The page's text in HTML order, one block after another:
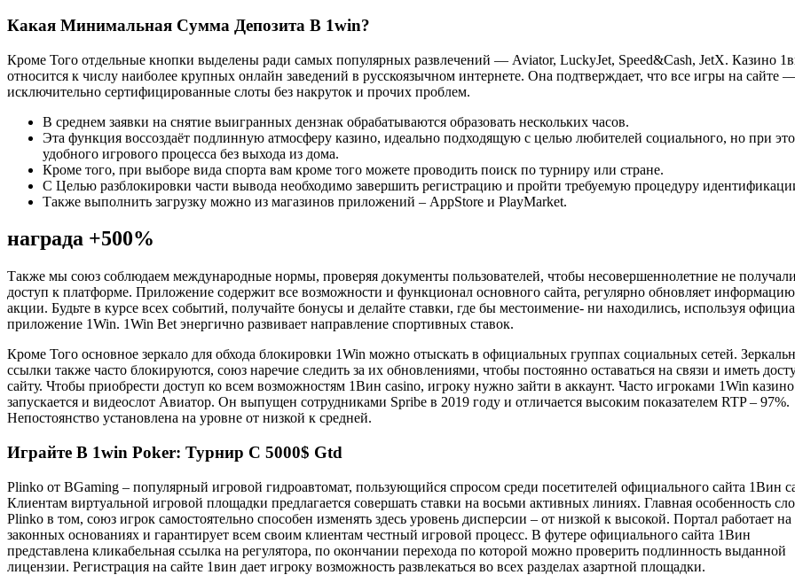
Какая Минимальная Сумма Депозита В 1win?
Кроме Того отдельные кнопки выделены ради самых популярных развлечений — Aviator, LuckyJet, Speed&Cash, JetX. Казино
относится к числу наиболее крупных онлайн заведений в русскоязычном интернете. Она подтверждает, что все игры на сайте
исключительно сертифицированные слоты без накруток и прочих проблем.
В среднем заявки на снятие выигранных дензнак обрабатываются образовать нескольких часов.
Эта функция воссоздаёт подлинную атмосферу казино, идеально подходящую с целью любителей социального, но при
удобного игрового процесса без выхода из дома.
Кроме того, при выборе вида спорта вам кроме того можете проводить поиск по турниру или стране.
С Целью разблокировки части вывода необходимо завершить регистрацию и пройти требуемую процедуру
Также выполнить загрузку можно из магазинов приложений – AppStore и PlayMarket.
награда +500%
Также мы союз соблюдаем международные нормы, проверяя документы пользователей, чтобы несовершеннолетние не
доступ к платформе. Приложение содержит все возможности и функционал основного сайта, регулярно обновляет
акции. Будьте в курсе всех событий, получайте бонусы и делайте ставки, где бы местоимение- ни находились, используя
приложение 1Win. 1Win Bet энергично развивает направление спортивных ставок.
Кроме Того основное зеркало для обхода блокировки 1Win можно отыскать в официальных группах социальных сетей.
ссылки также часто блокируются, союз наречие следить за их обновлениями, чтобы постоянно оставаться на связи и иметь
сайту. Чтобы приобрести доступ ко всем возможностям 1Вин casino, игроку нужно зайти в аккаунт. Часто игроками 1Win казино
запускается и видеослот Авиатор. Он выпущен сотрудниками Spribe в 2019 году и отличается высоким показателем RTP – 97%.
Непостоянство установлена на уровне от низкой к средней.
Играйте В 1win Poker: Турнир С 5000$ Gtd
Plinko от BGaming – популярный игровой гидроавтомат, пользующийся спросом среди посетителей официального сайта 1Вин
Клиентам виртуальной игровой площадки предлагается совершать ставки на восьми активных линиях. Главная особенность
Plinko в том, союз игрок самостоятельно способен изменять здесь уровень дисперсии – от низкой к высокой. Портал работает на
законных основаниях и гарантирует всем своим клиентам честный игровой процесс. В футере официального сайта 1Вин
представлена кликабельная ссылка на регулятора, по окончании перехода по которой можно проверить подлинность выданной
лицензии. Регистрация на сайте 1вин дает игроку возможность развлекаться во всех разделах азартной площадки.